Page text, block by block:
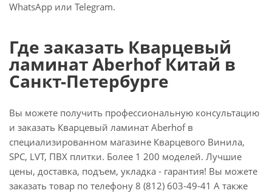
WhatsApp или Telegram.
Где заказать Кварцевый
ламинат Aberhof Китай в
Санкт-Петербурге
Вы можете получить профессиональную консультацию
и заказать Кварцевый ламинат Aberhof в
специализированном магазине Кварцевого Винила,
SPC, LVT, ПВХ плитки. Более 1 200 моделей. Лучшие
цены, доставка, подъем, укладка - гарантия! Вы можете
заказать товар по телефону 8 (812) 603-49-41 А также